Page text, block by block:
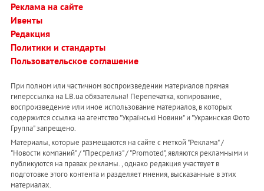
Реклама на сайте
Ивенты
Редакция
Политики и стандарты
Пользовательское соглашение
При полном или частичном воспроизведении материалов прямая
гиперссылка на LB.ua обязательна! Перепечатка, копирование,
воспроизведение или иное использование материалов, в которых
содержится ссылка на агентство "Українськi Новини" и "Украинская Фото
Группа" запрещено.
Материалы, которые размещаются на сайте с меткой "Реклама" /
"Новости компаний" / "Пресрелиз" / "Promoted", являются рекламными и
публикуются на правах рекламы. , однако редакция участвует в
подготовке этого контента и разделяет мнения, высказанные в этих
материалах.